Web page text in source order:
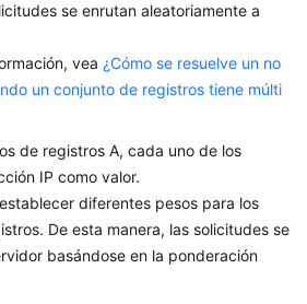
se enrutan aleatoriamente a
vea ¿Cómo se resuelve un no
un conjunto de registros tiene múlti
de registros A, cada uno de los
IP como valor.
diferentes pesos para los
De esta manera, las solicitudes se
basándose en la ponderación